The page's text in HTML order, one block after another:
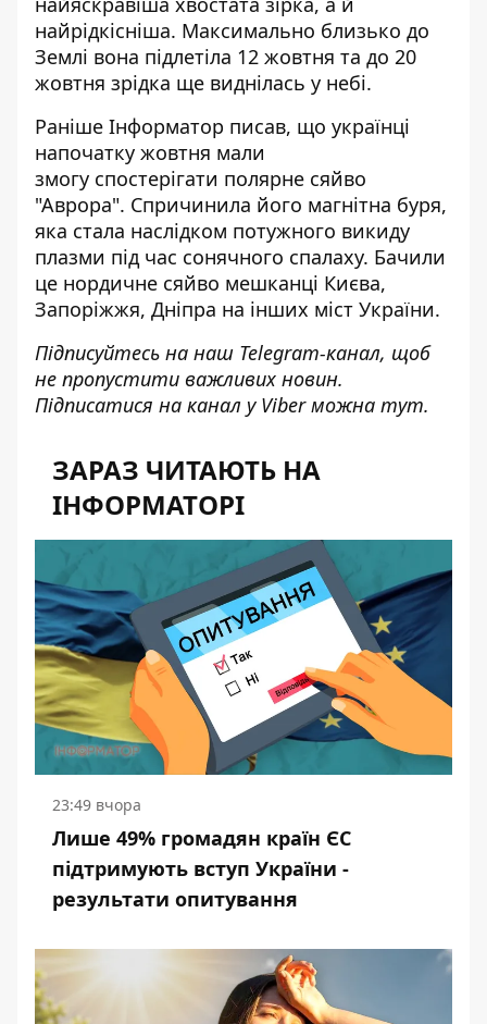
найрідкісніша. Максимально близько до
Землі вона підлетіла 12 жовтня та до 20
жовтня зрідка ще виднілась у небі.
Раніше Інформатор писав, що українці
напочатку жовтня мали
змогу спостерігати полярне сяйво
"Аврора". Спричинила його магнітна буря,
яка стала наслідком потужного викиду
плазми під час сонячного спалаху. Бачили
це нордичне сяйво мешканці Києва,
Запоріжжя, Дніпра на інших міст України.
Підписуйтесь на наш Telegram-канал, щоб
не пропустити важливих новин.
Підписатися на канал у Viber можна тут.
ЗАРАЗ ЧИТАЮТЬ НА
ІНФОРМАТОРІ
23:49 вчора
Лише 49% громадян країн ЄС
підтримують вступ України -
результати опитування